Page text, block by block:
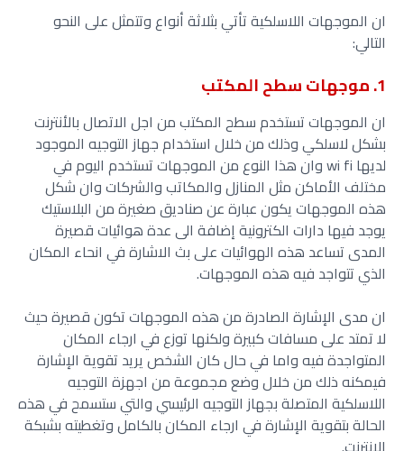
ان الموجهات اللاسلكية تأتي بثلاثة أنواع وتتمثل على النحو
التالي:
1. موجهات سطح المكتب
ان الموجهات تستخدم سطح المكتب من اجل الاتصال بالأنترنت
بشكل لاسلكي وذلك من خلال استخدام جهاز التوجيه الموجود
لديها wi fi وان هذا النوع من الموجهات تستخدم اليوم في
مختلف الأماكن مثل المنازل والمكاتب والشركات وان شكل
هذه الموجهات يكون عبارة عن صناديق صغيرة من البلاستيك
يوجد فيها دارات الكترونية إضافة الى عدة هوائيات قصيرة
المدى تساعد هذه الهوائيات على بث الاشارة في انحاء المكان
الذي تتواجد فيه هذه الموجهات.
ان مدى الإشارة الصادرة من هذه الموجهات تكون قصيرة حيث
لا تمتد على مسافات كبيرة ولكنها توزع في ارجاء المكان
المتواجدة فيه واما في حال كان الشخص يريد تقوية الإشارة
فيمكنه ذلك من خلال وضع مجموعة من اجهزة التوجيه
اللاسلكية المتصلة بجهاز التوجيه الرئيسي والتي ستسمح في هذه
الحالة بتقوية الإشارة في ارجاء المكان بالكامل وتغطيته بشبكة